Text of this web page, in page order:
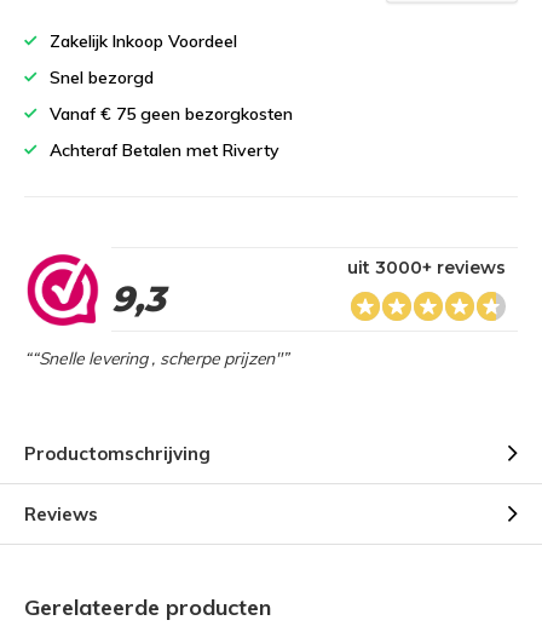
Zakelijk Inkoop Voordeel
Snel bezorgd
Vanaf € 75 geen bezorgkosten
Achteraf Betalen met Riverty
9,3
uit 3000+ reviews
““Snelle levering , scherpe prijzen"”
Productomschrijving
Reviews
Gerelateerde producten